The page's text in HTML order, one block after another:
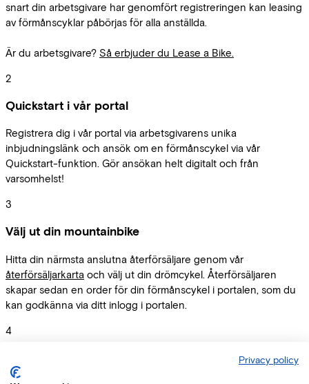
snart din arbetsgivare har genomfört registreringen kan leasing
av förmånscyklar påbörjas för alla anställda.
Är du arbetsgivare? Så erbjuder du Lease a Bike.
2
Quickstart i vår portal
Registrera dig i vår portal via arbetsgivarens unika
inbjudningslänk och ansök om en förmånscykel via vår
Quickstart-funktion. Gör ansökan helt digitalt och från
varsomhelst!
3
Välj ut din mountainbike
Hitta din närmsta anslutna återförsäljare genom vår
återförsäljarkarta och välj ut din drömcykel. Återförsäljaren
skapar sedan en order för din förmånscykel i portalen, som du
kan godkänna via ditt inlogg i portalen.
4
Privacy policy